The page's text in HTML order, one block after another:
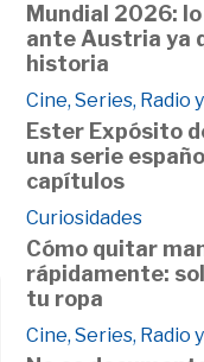
Mundial 2026:
ante Austria ya
historia
Cine, Series, Radio
Ester Expósito
una serie
capítulos
Curiosidades
Cómo quitar
rápidamente:
tu ropa
Cine, Series, Radio